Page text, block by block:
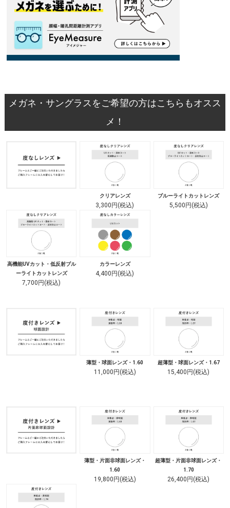
メガネ・サングラスをご希望の方はこちらもオスス
メ！
クリアレンズ
3,300円(税込)
ブルーライトカットレンズ
5,500円(税込)
高機能UVカット・低反射ブル
ーライトカットレンズ
7,700円(税込)
カラーレンズ
4,400円(税込)
薄型・球面レンズ・1.60
11,000円(税込)
超薄型・球面レンズ・1.67
15,400円(税込)
薄型・片面非球面レンズ・
1.60
19,800円(税込)
超薄型・片面非球面レンズ・
1.70
26,400円(税込)